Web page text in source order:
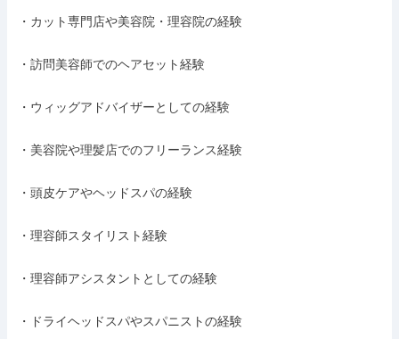
・カット専門店や美容院・理容院の経験
・訪問美容師でのヘアセット経験
・ウィッグアドバイザーとしての経験
・美容院や理髪店でのフリーランス経験
・頭皮ケアやヘッドスパの経験
・理容師スタイリスト経験
・理容師アシスタントとしての経験
・ドライヘッドスパやスパニストの経験